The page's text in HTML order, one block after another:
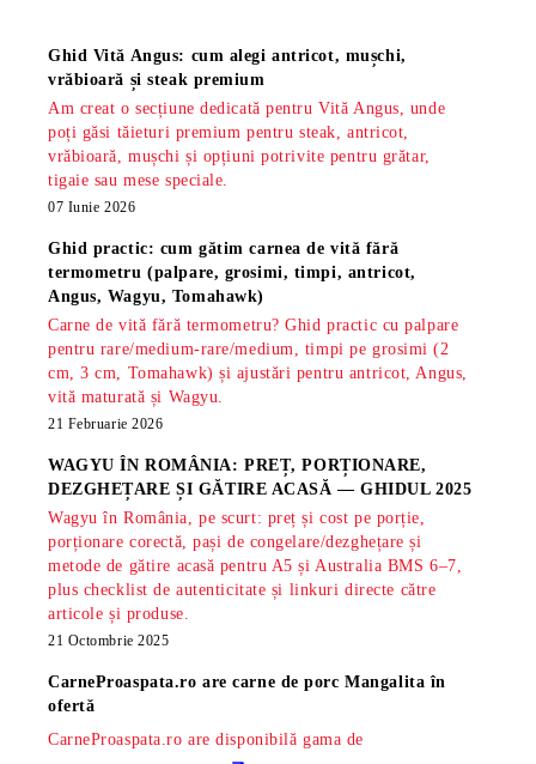
Ghid Vită Angus: cum alegi antricot, mușchi,
vrăbioară și steak premium
Am creat o secțiune dedicată pentru Vită Angus, unde
poți găsi tăieturi premium pentru steak, antricot,
vrăbioară, mușchi și opțiuni potrivite pentru grătar,
tigaie sau mese speciale.
07 Iunie 2026
Ghid practic: cum gătim carnea de vită fără
termometru (palpare, grosimi, timpi, antricot,
Angus, Wagyu, Tomahawk)
Carne de vită fără termometru? Ghid practic cu palpare
pentru rare/medium-rare/medium, timpi pe grosimi (2
cm, 3 cm, Tomahawk) și ajustări pentru antricot, Angus,
vită maturată și Wagyu.
21 Februarie 2026
WAGYU ÎN ROMÂNIA: PREȚ, PORȚIONARE,
DEZGHEȚARE ȘI GĂTIRE ACASĂ — GHIDUL 2025
Wagyu în România, pe scurt: preț și cost pe porție,
porționare corectă, pași de congelare/dezghețare și
metode de gătire acasă pentru A5 și Australia BMS 6–7,
plus checklist de autenticitate și linkuri directe către
articole și produse.
21 Octombrie 2025
CarneProaspata.ro arecarne de porc Mangalita în
ofertă
CarneProaspata.ro are disponibilă gama de